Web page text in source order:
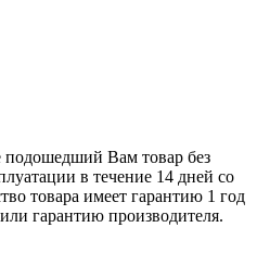
Вам товар без
в течение 14 дней со
товара имеет гарантию 1 год
гарантию производителя.